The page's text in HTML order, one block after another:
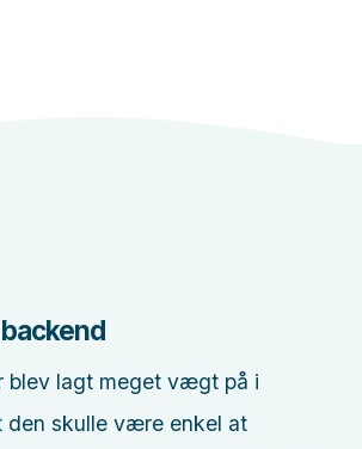
blev lagt meget vægt på i
den skulle være enkel at